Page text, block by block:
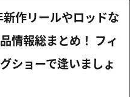
作リールやロッドな
情報総まとめ！ フィ
ショーで逢いましょ